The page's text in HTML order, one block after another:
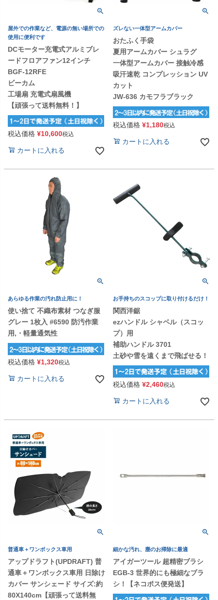
屋外での作業など、電源の無い場所での
使用に便利です
DCモーター充電式アルミブレ
ードフロアファン12インチ
BGF-12RFE
ビーカム
工場扇 充電式扇風機
【頑張って送料無料！】
税込価格 ¥10,600税込
カートに入れる
ズレない一体型アームカバー
おたふく手袋
夏用アームカバー シュラグ
一体型アームカバー 接触冷感
吸汗速乾 コンプレッション UV
カット
JW-636 カモフラブラック
税込価格 ¥1,180税込
カートに入れる
あらゆる作業の汚れ防止用に！
使い捨て 不織布素材 つなぎ服
グレー 1枚入 #6590 防汚作業
用,・軽量通気性
税込価格 ¥1,320税込
カートに入れる
お手持ちのスコップに取り付けるだけ！
関西洋鋸
ezハンドル シャベル（スコッ
プ）用
補助ハンドル 3701
土砂や雪を遠くまで飛ばせる！
税込価格 ¥2,460税込
カートに入れる
普通車＋ワンボックス車用
アップドラフト(UPDRAFT) 普
通車＋ワンボックス車用 日除け
カバー サンシェード サイズ:約
80X140cm【頑張って送料無
細かな汚れ、塵のお掃除に最適
アイガーツール 超精密ブラシ
EGB-3 世界的にも極細なブラ
シ！【ネコポス便発送】